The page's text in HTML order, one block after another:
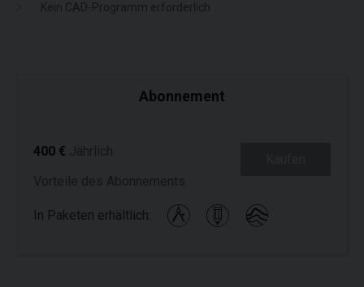
Kein CAD-Programm erforderlich
Abonnement
400 €
In Paketen erhältlich: